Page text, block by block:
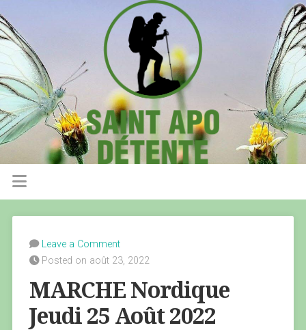
Leave a Comment
Posted on août 23, 2022
MARCHE Nordique
Jeudi 25 Août 2022